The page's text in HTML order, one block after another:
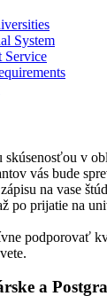
System
Service
skúsenosťou v
vás bude
na vase
po prijatie na
podporovať
a